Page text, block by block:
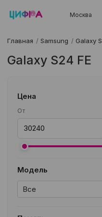
Москва
Главная / Samsung / Galaxy S
Galaxy S24 FE
Цена
От
Модель
Все